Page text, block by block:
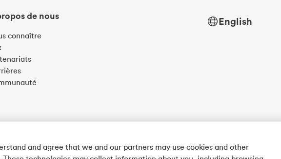
de nous
connaître
English
and agree that we and our partners may use cookies and other